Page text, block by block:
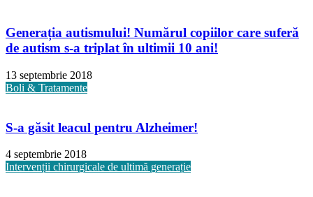
Generația autismului! Numărul copiilor care suferă
de autism s-a triplat în ultimii 10 ani!
13 septembrie 2018
Boli & Tratamente
S-a găsit leacul pentru Alzheimer!
4 septembrie 2018
Intervenții chirurgicale de ultimă generație